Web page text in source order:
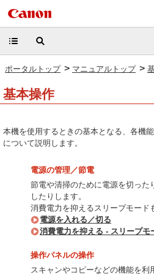
ポータルトップ > マニュアルトップ >
基本操作
本機を使用するときの基本となる、各機
について説明します。
電源の管理／節電
節電や清掃のために電源を切った
したりします。
消費電力を抑えるスリープモード
電源を入れる／切る
消費電力を抑える - スリープモ
操作パネルの操作
スキャンやコピーなどの機能を